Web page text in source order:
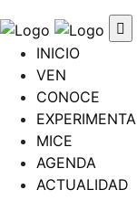
INICIO
VEN
CONOCE
EXPERIMENTA
MICE
AGENDA
ACTUALIDAD